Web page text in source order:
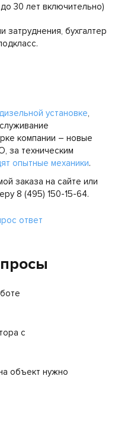
30 лет включительно)
затруднения, бухгалтер
установке,
компании – новые
за техническим
опытные механики.
заказа на сайте или
8 (495) 150-15-64.
ответ
с
объект нужно